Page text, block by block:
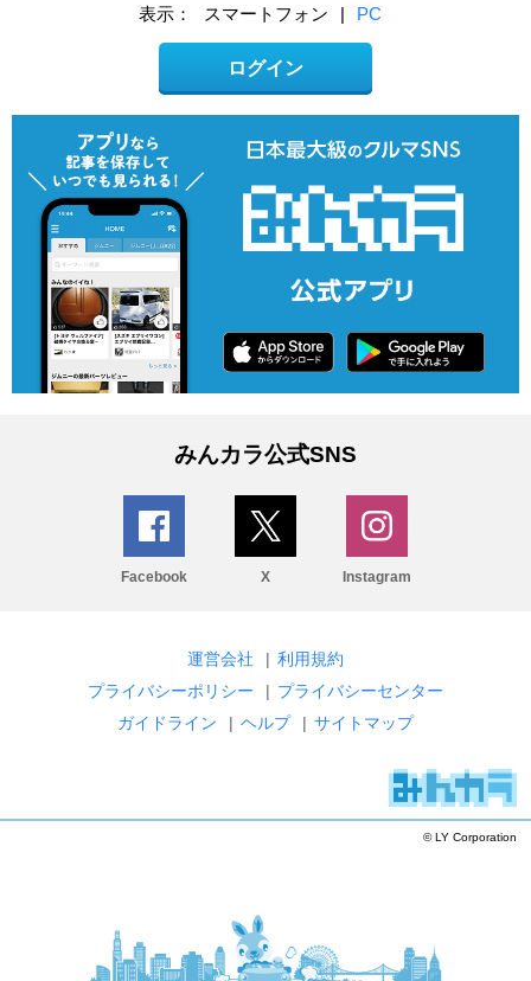
表示： スマートフォン | PC
ログイン
みんカラ公式SNS
Facebook X Instagram
運営会社 | 利用規約
プライバシーポリシー
| プライバシーセンター
ガイドライン
| ヘルプ | サイトマップ
© LY Corporation